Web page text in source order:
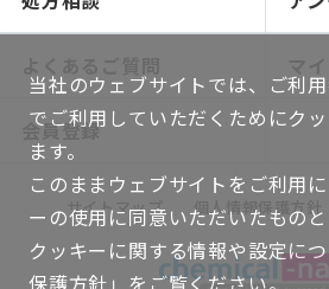
ソリューション提案
グローバルネットワーク
機能評価
WEB講座
技術ハンドブック
会員登録
サイトマップ 個人情報保護方針
当社のウェブサイトでは、ご利
でご利用していただくためにク
ます。
このままウェブサイトをご利用
ーの使用に同意いただいたものと
クッキーに関する情報や設定に
保護方針 」をご覧ください。